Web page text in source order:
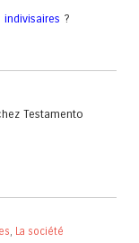
?
Testamento
La société